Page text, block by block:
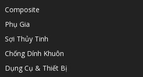
Composite
Phụ Gia
Sợi Thủy Tinh
Chống Dính Khuôn
Dụng Cụ & Thiết Bị